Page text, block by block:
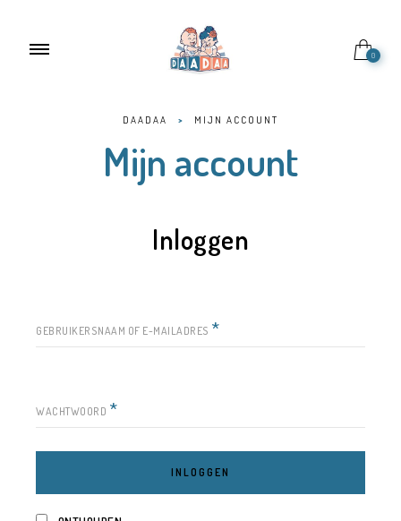
0
DAADAA > MIJN ACCOUNT
Mijn account
Inloggen
GEBRUIKERSNAAM OF E-MAILADRES *
WACHTWOORD *
INLOGGEN